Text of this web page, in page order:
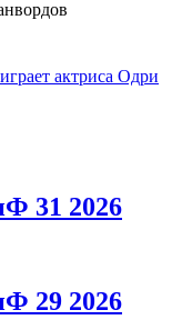
актриса Одри
31 2026
29 2026